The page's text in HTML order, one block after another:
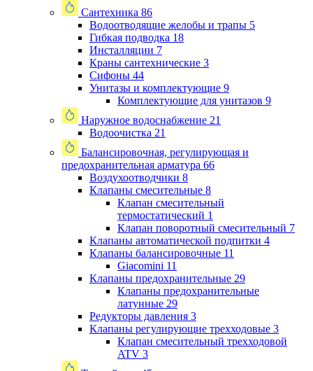
Сантехника 86
Водоотводящие желобы и трапы 5
Гибкая подводка 18
Инсталляции 7
Краны сантехнические 3
Сифоны 44
Унитазы и комплектующие 9
Комплектующие для унитазов 9
Наружное водоснабжение 21
Водоочистка 21
Балансировочная, регулирующая и
предохранительная арматура 66
Воздухоотводчики 8
Клапаны cмесительные 8
Клапан cмесительный
термостатический 1
Клапан поворотный cмесительный 7
Клапаны автоматической подпитки 4
Клапаны балансировочные 11
Giacomini 11
Клапаны предохранительные 29
Клапаны предохранительные
латунные 29
Редукторы давления 3
Клапаны регулирующие трехходовые 3
Клапан смесительный трехходовой
ATV 3